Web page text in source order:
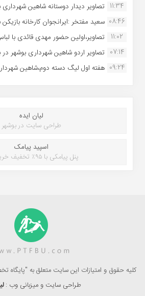
11:34 تصاویر دیدار دوستانه شاهین
08:46 سعید مفتخر :ایرانجوان کارخانه
11:02
تصاویر،اولین حضور مهدی قائدی با
07:14 تصاویر اردو شاهین شهرداری بوشهر
09:24 هفته اول لیگ دسته دوم،شاهین
لیان ایده
طراحی سایت در بوشهر
اسپید پیامک
پنل پیامکی با ۹۵٪ تخفیف خرید پنل
کلیه حقوق و امتیازات این سایت متعلق به "پایگاه
طراحی سایت و میزبانی وب :